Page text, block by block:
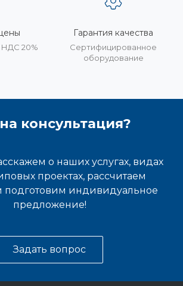
НДС 20%
Гарантия качества
Сертифицированное
оборудование
консультация?
о наших услугах, видах
проектах, рассчитаем
подготовим индивидуальное
предложение!
Задать вопрос